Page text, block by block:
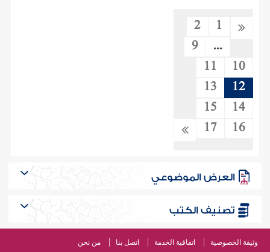
1
2
...
9
10
11
12
13
14
15
16
17
العرض الموضوعي
تصنيف الكتب
وثيقة الخصوصية اتفاقية الخدمة اتصل بنا من نحن